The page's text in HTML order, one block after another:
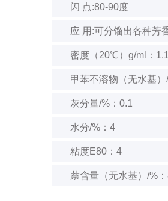
闪 点:80-90度
应 用:可分馏出各种芳
密度（20℃）g/ml：
甲苯不溶物（无水基）
灰分量/%：0.1
水分/%：4
粘度E80：4
萘含量（无水基）/%